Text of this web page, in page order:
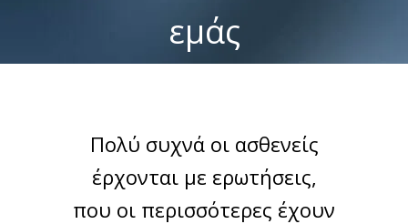
εμάς
Πολύ συχνά οι ασθενείς
έρχονται με ερωτήσεις,
που οι περισσότερες έχουν